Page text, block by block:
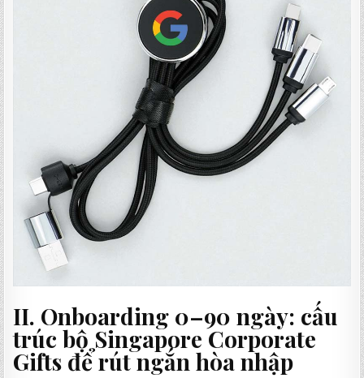
II. Onboarding 0–90 ngày: cấu
trúc bộ Singapore Corporate
Gifts để rút ngắn hòa nhập